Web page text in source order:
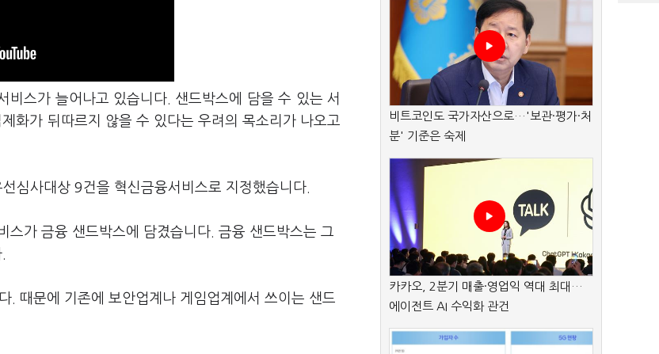
스가 늘어나고 있습니다. 샌드박스에 담을 수 있는 서
화가 뒤따르지 않을 수 있다는 우려의 목소리가 나오고
심사대상 9건을 혁신금융서비스로 지정했습니다.
가 금융 샌드박스에 담겼습니다. 금융 샌드박스는 그
. 때문에 기존에 보안업계나 게임업계에서 쓰이는 샌드
비트코인도 국가자산으로…'보관·평가·처
분' 기준은 숙제
카카오, 2분기 매출·영업익 역대 최대…
에이전트 AI 수익화 관건